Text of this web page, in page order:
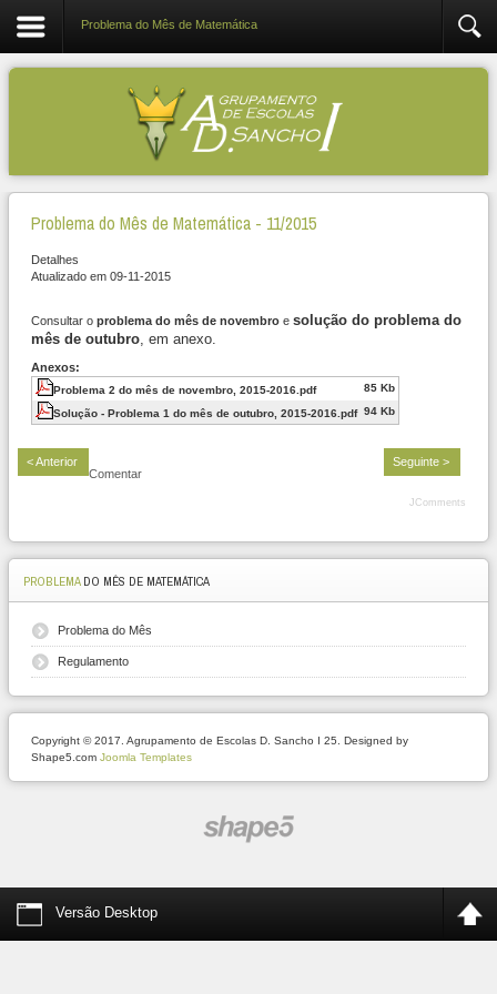
Problema do Mês de Matemática
Problema do Mês de Matemática - 11/2015
Detalhes
Atualizado em 09-11-2015
Consultar o problema do mês de novembro e solução do problema do
mês de outubro , em anexo.
Anexos:
Problema 2 do mês de novembro, 2015-2016.pdf 85 Kb
Solução - Problema 1 do mês de outubro, 2015-2016.pdf 94 Kb
< Anterior
Seguinte >
Comentar
JComments
PROBLEMADO MÊS DE MATEMÁTICA
Problema do Mês
Regulamento
Copyright © 2017. Agrupamento de Escolas D. Sancho I 25. Designed by
Shape5.com Joomla Templates
Versão Desktop